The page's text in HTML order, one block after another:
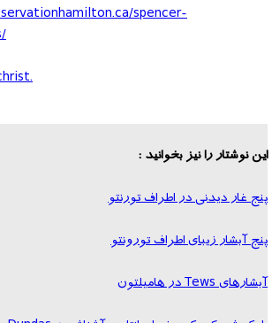
spencer-
این نوشتار را نیز بخوانید :
پنج غار دیدنی در اطراف تورنتو
پنج آبشار زیبای اطراف تورونتو
آبشارهای Tews در هامیلتون